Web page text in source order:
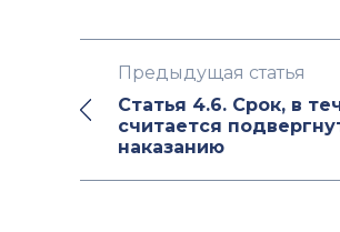
Предыдущая статья
Статья 4.6. Срок, в
считается
наказанию